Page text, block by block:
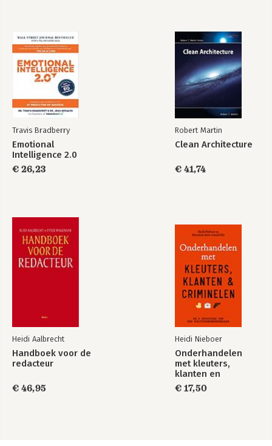
Travis Bradberry
Emotional
Intelligence 2.0
€ 26,23
Robert Martin
Clean Architecture
€ 41,74
Heidi Aalbrecht
Handboek voor de
redacteur
€ 46,95
Heidi Nieboer
Onderhandelen
met kleuters,
klanten en
criminelen
€ 17,50